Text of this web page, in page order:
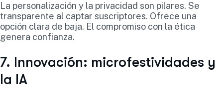
La personalización y la privacidad son pilares. Se
transparente al captar suscriptores. Ofrece una
opción clara de baja. El compromiso con la ética
genera confianza.
7. Innovación: microfestividades y
la IA